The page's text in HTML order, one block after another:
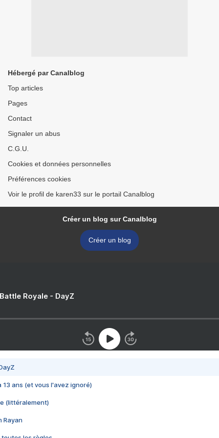
Hébergé par Canalblog
Top articles
Pages
Contact
Signaler un abus
C.G.U.
Cookies et données personnelles
Préférences cookies
Voir le profil de karen33 sur le portail Canalblog
Créer un blog sur Canalblog
Créer un blog
Royale - DayZ
13 ans (et vous l'avez ignoré)
(littéralement)
Rayan